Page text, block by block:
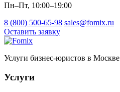
Пн–Пт, 10:00–19:00
8 (800) 500-65-98 sales@fomix.ru
Оставить заявку
Услуги бизнес-юристов в Москве
Услуги